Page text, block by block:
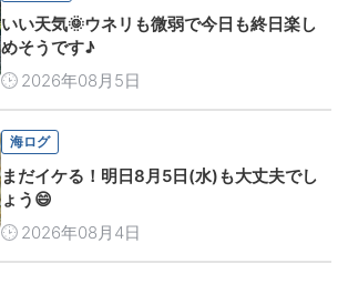
いい天気🌞ウネリも微弱で今日も終日楽し
めそうです♪
2026年08月5日
海ログ
まだイケる！明日8月5日(水)も大丈夫でし
ょう😄
2026年08月4日